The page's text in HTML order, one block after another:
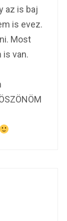
az is baj
is evez.
Most
is van.